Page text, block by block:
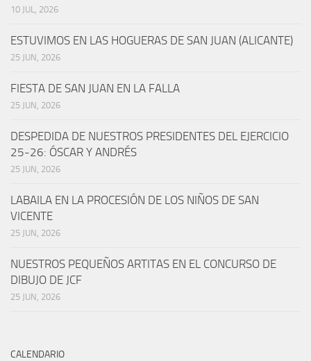
10 JUL, 2026
ESTUVIMOS EN LAS HOGUERAS DE SAN JUAN (ALICANTE)
25 JUN, 2026
FIESTA DE SAN JUAN EN LA FALLA
25 JUN, 2026
DESPEDIDA DE NUESTROS PRESIDENTES DEL EJERCICIO
25-26: ÓSCAR Y ANDRÉS
25 JUN, 2026
LABAILA EN LA PROCESIÓN DE LOS NIÑOS DE SAN
VICENTE
25 JUN, 2026
NUESTROS PEQUEÑOS ARTITAS EN EL CONCURSO DE
DIBUJO DE JCF
25 JUN, 2026
CALENDARIO